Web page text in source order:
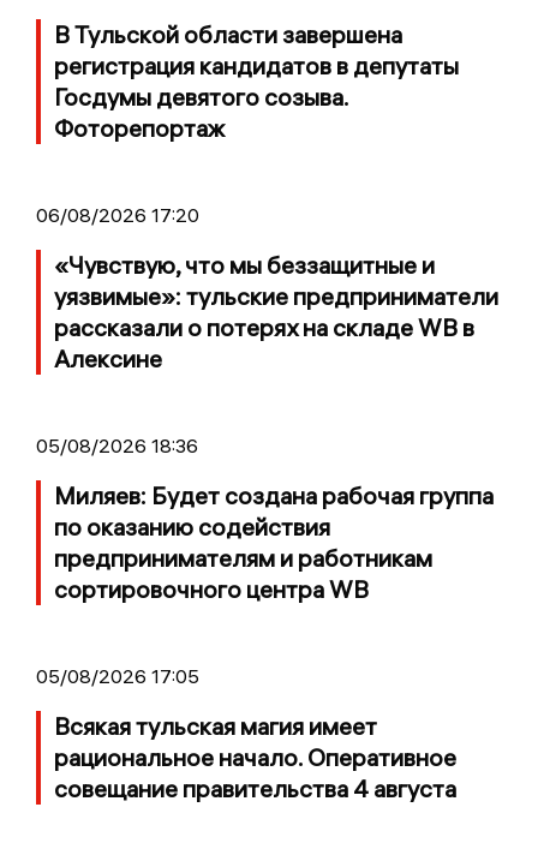
В Тульской области завершена
регистрация кандидатов в депутаты
Госдумы девятого созыва.
Фоторепортаж
06/08/2026 17:20
«Чувствую, что мы беззащитные и
уязвимые»: тульские предприниматели
рассказали о потерях на складе WB в
Алексине
05/08/2026 18:36
Миляев: Будет создана рабочая группа
по оказанию содействия
предпринимателям и работникам
сортировочного центра WB
05/08/2026 17:05
Всякая тульская магия имеет
рациональное начало. Оперативное
совещание правительства 4 августа